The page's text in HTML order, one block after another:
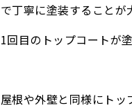
で丁寧に塗装することが
1回目のトップコートが
屋根や外壁と同様にト